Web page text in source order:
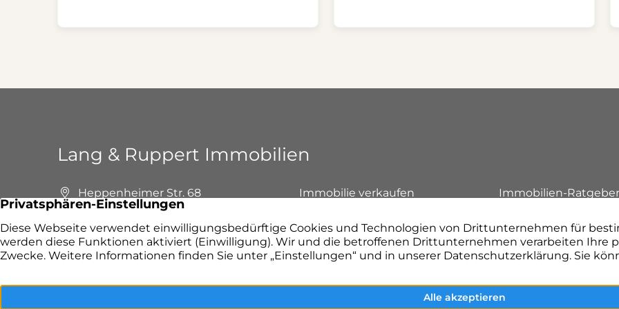
Lang & Ruppert Immobilien
Heppenheimer Str. 68
+49 6253 9799390
E-Mail senden
Immobilie verkaufen
Immobilien-Ratgeber
Finance Management
Unternehmen
Project Management
Kontakt aufnehmen